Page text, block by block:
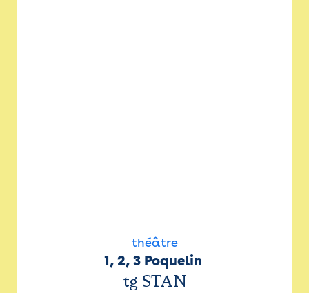
théâtre
1, 2, 3 Poquelin
tg STAN